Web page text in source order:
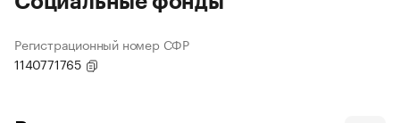
Регистрационный номер СФР
1140771765